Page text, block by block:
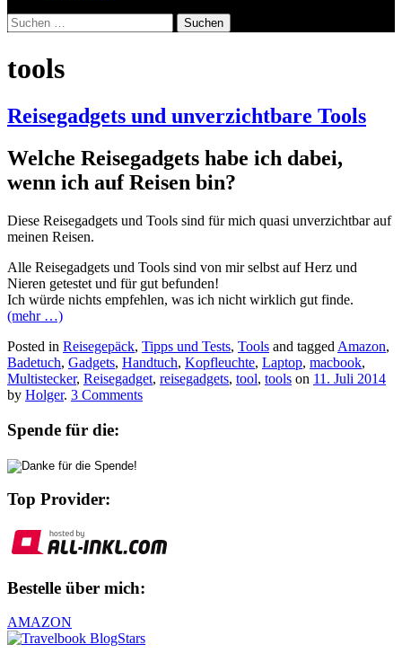
Suchen
nach:
tools
Reisegadgets und unverzichtbare Tools
Welche Reisegadgets habe ich dabei,
wenn ich auf Reisen bin?
Diese Reisegadgets und Tools sind für mich quasi unverzichtbar auf
meinen Reisen.
Alle Reisegadgets und Tools sind von mir selbst auf Herz und
Nieren getestet und für gut befunden!
Ich würde nichts empfehlen, was ich nicht wirklich gut finde.
(mehr …)
Posted in Reisegepäck, Tipps und Tests, Tools and tagged Amazon,
Badetuch, Gadgets, Handtuch, Kopfleuchte, Laptop, macbook,
Multistecker, Reisegadget, reisegadgets, tool, tools on 11. Juli 2014
by Holger. 3 Comments
Spende für die:
Top Provider:
Bestelle über mich:
AMAZON